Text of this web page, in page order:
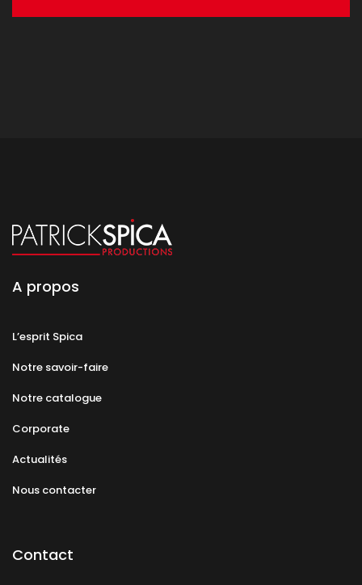
A propos
L’esprit Spica
Notre savoir-faire
Notre catalogue
Corporate
Actualités
Nous contacter
Contact